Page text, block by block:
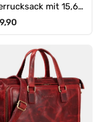
mit 15,6
Fach Herren
Preis